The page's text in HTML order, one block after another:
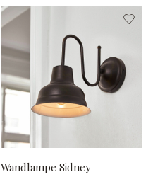
Wandlampe Sidney